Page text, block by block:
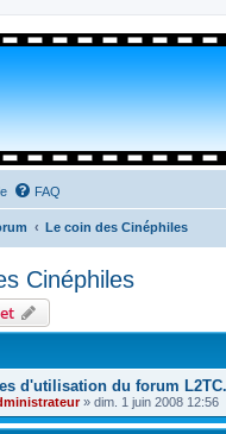
FAQ
Le coin des Cinéphiles
Cinéphiles
d'utilisation du forum
» dim. 1 juin 2008 12:56